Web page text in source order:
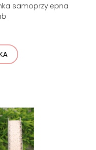
samoprzylepna